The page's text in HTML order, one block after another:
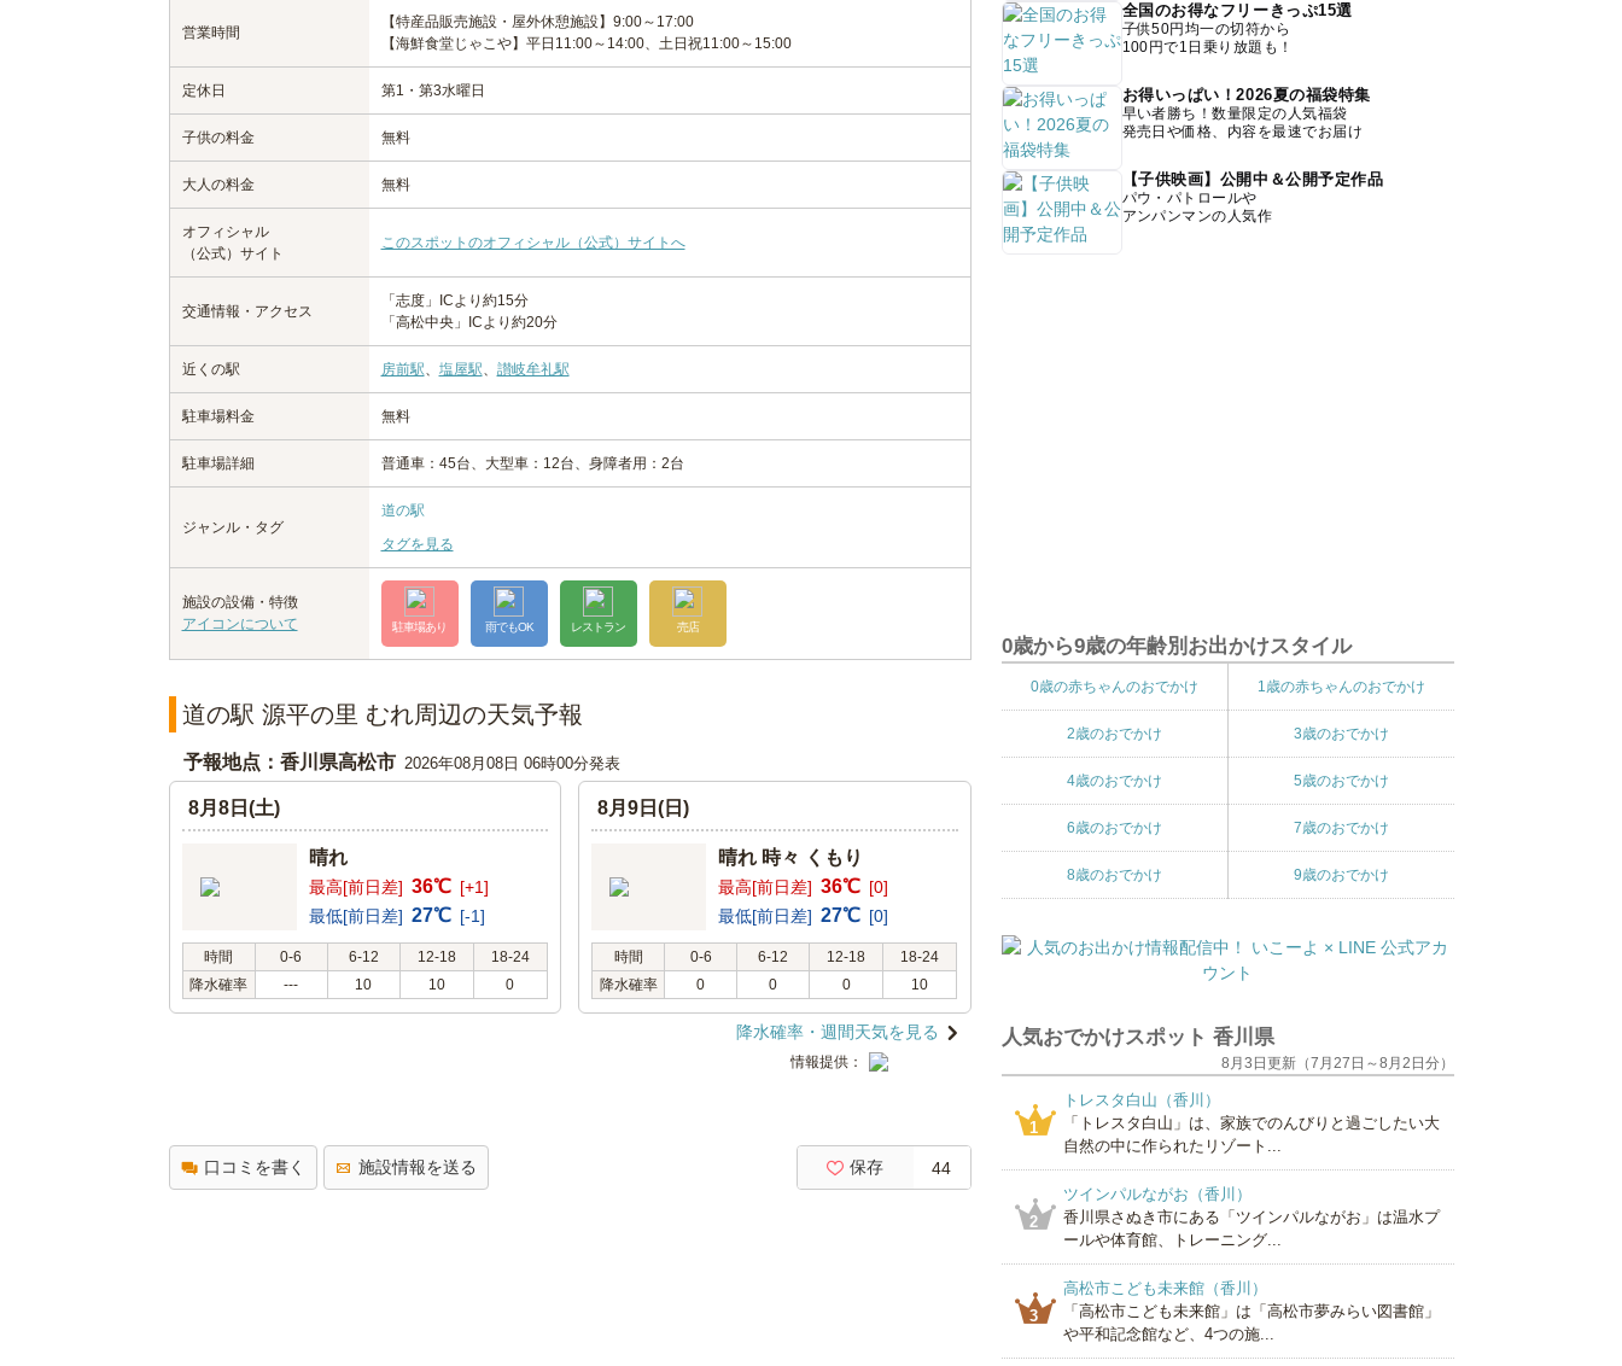
営業時間
【特産品販売施設・屋外休憩施設】9:00～17:00
【海鮮食堂じゃこや】平日11:00～14:00、土日祝11:00～15:00
定休日 第1・第3水曜日
子供の料金 無料
大人の料金 無料
オフィシャル
（公式）サイト
このスポットのオフィシャル（公式）サイトへ
交通情報・アクセス
「志度」ICより約15分
「高松中央」ICより約20分
近くの駅 房前駅、 塩屋駅、 讃岐牟礼駅
駐車場料金 無料
駐車場詳細 普通車：45台、大型車：12台、身障者用：2台
ジャンル・タグ
道の駅
タグを見る
施設の設備・特徴
アイコンについて
駐車場あり 雨でもOK レストラン 売店
道の駅 源平の里 むれ周辺の天気予報
予報地点：香川県高松市 2026年08月08日 06時00分発表
8月8日(土)
晴れ
最高[前日差] 36℃ [+1]
最低[前日差] 27℃ [-1]
時間 0-6 6-12 12-18
18-24
降水確率
--- 10 10 0
8月9日(日)
晴れ 時々 くもり
最高[前日差] 36℃ [0]
最低[前日差] 27℃ [0]
時間 0-6 6-12 12-18
18-24
降水確率
0 0 0 10
降水確率・週間天気を見る
情報提供：
口コミを書く 施設情報を送る 保存 44
全国のお得なフリーきっぷ15選
子供50円均一の切符から
100円で1日乗り放題も！
お得いっぱい！2026夏の福袋特集
早い者勝ち！数量限定の人気福袋
発売日や価格、内容を最速でお届け
【子供映画】公開中＆公開予定作品
パウ・パトロールや
アンパンマンの人気作
0歳から9歳の年齢別お出かけスタイル
0歳の赤ちゃんのおでかけ 1歳の赤ちゃんのおでかけ
2歳のおでかけ 3歳のおでかけ
4歳のおでかけ 5歳のおでかけ
6歳のおでかけ 7歳のおでかけ
8歳のおでかけ 9歳のおでかけ
人気おでかけスポット 香川県
8月3日更新（7月27日～8月2日分）
1
トレスタ白山（香川）
「トレスタ白山」は、家族でのんびりと過ごしたい大
自然の中に作られたリゾート...
2
ツインパルながお（香川）
香川県さぬき市にある「ツインパルながお」は温水プ
ールや体育館、トレーニング...
3
高松市こども未来館（香川）
「高松市こども未来館」は「高松市夢みらい図書館」
や平和記念館など、4つの施...